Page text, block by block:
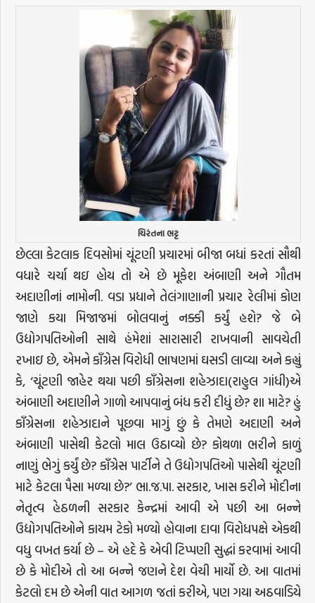
ચિરંતના ભટ્ટ
છેલ્લા કેટલાક દિવસોમાં ચૂંટણી પ્રચારમાં બીજા બધાં કરતાં સૌથી
વધારે ચર્ચા થઇ હોય તો એ છે મૂકેશ અંબાણી અને ગૌતમ
અદાણીનાં નામોની. વડા પ્રધાને તેલંગાણાની પ્રચાર રેલીમાં કોણ
જાણે કયા મિજાજમાં બોલવાનું નક્કી કર્યું હશે? જે બે
ઉદ્યોગપતિઓની સાથે હંમેશાં સારાસારી રાખવાની સાવચેતી
રખાઇ છે, એમને કાઁગ્રેસ વિરોધી ભાષણમાં ઘસડી લાવ્યા અને કહ્યું
કે, ‘ચૂંટણી જાહેર થયા પછી કાઁગ્રેસના શહેઝાદા(રાહુલ ગાંધી)એ
અંબાણી અદાણીને ગાળો આપવાનું બંધ કરી દીધું છે? શા માટે? હું
કાઁગ્રેસના શહેઝાદાને પૂછવા માગું છું કે તેમણે અદાણી અને
અંબાણી પાસેથી કેટલો માલ ઉઠાવ્યો છે? કોથળા ભરીને કાળું
નાણું ભેગું કર્યું છે? કાઁગ્રેસ પાર્ટીને તે ઉદ્યોગપતિઓ પાસેથી ચૂંટણી
માટે કેટલા પૈસા મળ્યા છે?’ ભા.જ.પા. સરકાર, ખાસ કરીને મોદીના
નેતૃત્વ હેઠળની સરકાર કેન્દ્રમાં આવી એ પછી આ બન્ને
ઉદ્યોગપતિઓને કાયમ ટેકો મળ્યો હોવાના દાવા વિરોધપક્ષે એકથી
વધુ વખત કર્યા છે – એ હદે કે એવી ટિપ્પણી સુદ્ધાં કરવામાં આવી
છે કે મોદીએ તો આ બન્ને જણને દેશ વેચી માર્યો છે. આ વાતમાં
કેટલો દમ છે એની વાત આગળ જતાં કરીએ, પણ ગયા અઠવાડિયે